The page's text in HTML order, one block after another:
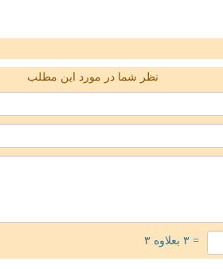
نظر شما در مورد این مطلب
= ۳ بعلاوه ۳